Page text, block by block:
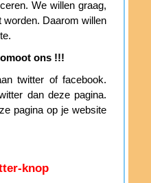
We willen graag,
worden. Daarom willen
ons !!!
twitter of facebook.
dan deze pagina.
pagina op je website
knop